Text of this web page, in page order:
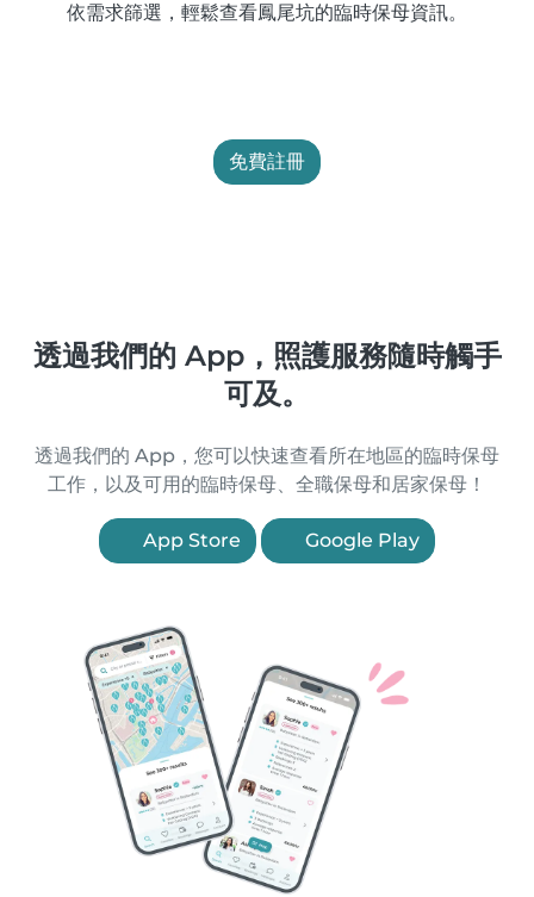
依需求篩選，輕鬆查看鳳尾坑的臨時保母資訊。
免費註冊
透過我們的 App，照護服務隨時觸手
可及。
透過我們的 App，您可以快速查看所在地區的臨時保母
工作，以及可用的臨時保母、全職保母和居家保母！
App Store Google Play